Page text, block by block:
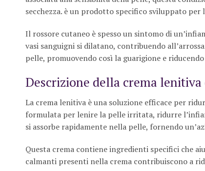
secchezza. è un prodotto specifico sviluppato
Il rossore cutaneo è spesso un sintomo di
vasi sanguigni si dilatano, contribuendo
pelle, promuovendo così la guarigione e
Descrizione della crema
La crema lenitiva è una soluzione efficace per
formulata per lenire la pelle irritata, ridurre
si assorbe rapidamente nella pelle, fornendo
Questa crema contiene ingredienti specifici che
calmanti presenti nella crema contribuiscono a